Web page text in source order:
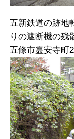
五新鉄道の跡地
りの遮断機の残
五條市霊安寺